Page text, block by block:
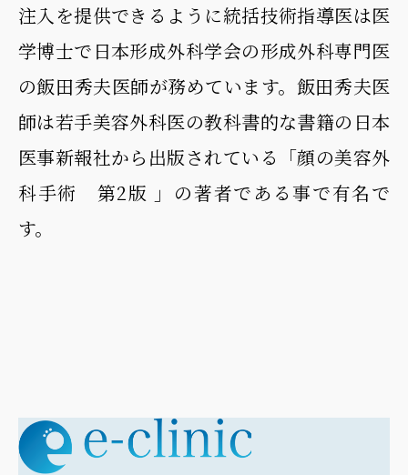
注入を提供できるように統括技術指導医は医
学博士で日本形成外科学会の形成外科専門医
の飯田秀夫医師が務めています。飯田秀夫医
師は若手美容外科医の教科書的な書籍の日本
医事新報社から出版されている「顔の美容外
科手術 第2版 」の著者である事で有名で
す。